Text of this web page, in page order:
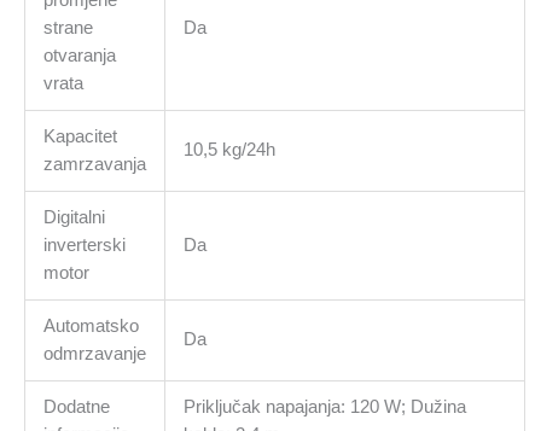
strane
otvaranja
vrata
Da
Kapacitet
zamrzavanja
10,5 kg/24h
Digitalni
inverterski
motor
Da
Automatsko
odmrzavanje
Da
Dodatne
Priključak napajanja: 120 W; Dužina